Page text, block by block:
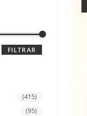
FILTRAR
(415)
(95)